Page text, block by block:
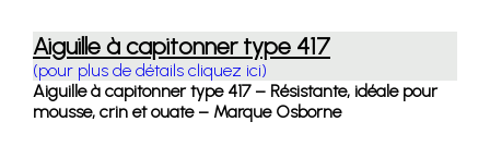
Aiguille à capitonner type 417
(pour plus de détails cliquez ici)
Aiguille à capitonner type 417 – Résistante, idéale pour
mousse, crin et ouate – Marque Osborne